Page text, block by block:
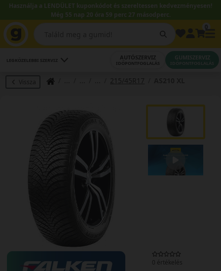
Használja a LENDÜLET kuponkódot és szereltessen kedvezményesen!
Még 55 nap 20 óra 59 perc 27 másodperc.
LEGKÖZELEBBI SZERVIZ AUTÓSZERVIZ
IDŐPONTFOGLALÁS
GUMISZERVIZ
IDŐPONTFOGLALÁS
Vissza 215/45R17
0 értékelés